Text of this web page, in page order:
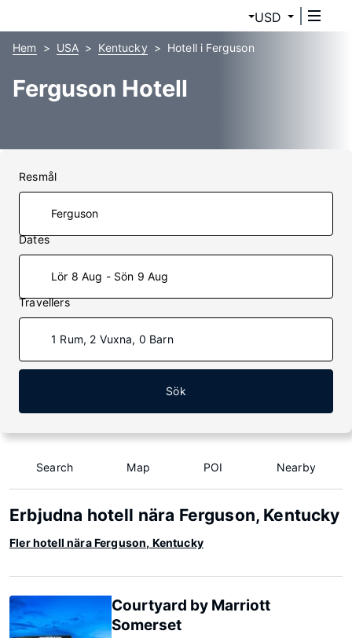
USD
Hem USA Kentucky Hotell i Ferguson
Ferguson Hotell
Resmål
Dates
Lör 8 Aug - Sön 9 Aug
Travellers
1 Rum, 2 Vuxna, 0 Barn
Sök
Search Map POI Nearby
Erbjudna hotell nära Ferguson, Kentucky
Fler hotell nära Ferguson, Kentucky
Courtyard by Marriott
Somerset